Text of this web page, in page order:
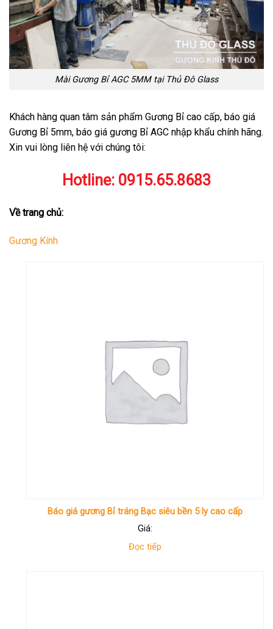
Mài Gương Bỉ AGC 5MM tại Thủ Đô Glass
Khách hàng quan tâm sản phẩm Gương Bỉ cao cấp, báo giá
Gương Bỉ 5mm, báo giá gương Bỉ AGC nhập khẩu chính hãng.
Xin vui lòng liên hệ với chúng tôi:
Hotline: 0915.65.8683
Về trang chủ:
Gương Kính
Báo giá gương Bỉ tráng Bạc siêu bền 5 ly cao cấp
Giá:
Đọc tiếp